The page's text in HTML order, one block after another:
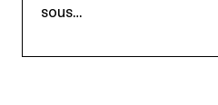
sous…